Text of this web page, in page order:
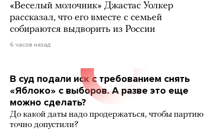
«Веселый молочник» Джастас Уолкер
рассказал, что его вместе с семьей
собираются выдворить из России
6 часов назад
В суд подали иск с требованием снять
«Яблоко» с выборов. А разве это еще
можно сделать?
До какой даты надо продержаться, чтобы партию
точно допустили?